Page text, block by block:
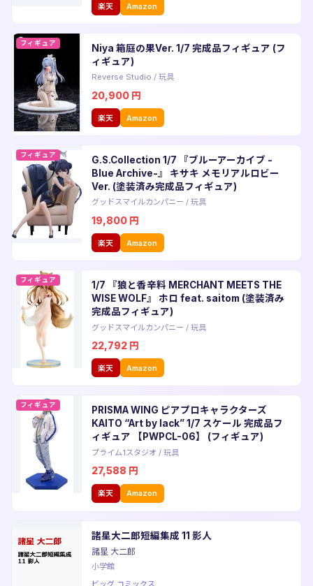
楽天 Amazon
フィギュア
Niya 箱庭の果Ver. 1/7 完成品フィギュア (フ
ィギュア)
Reverse Studio / 玩具
20,900 円
楽天 Amazon
フィギュア
G.S.Collection 1/7 『ブルーアーカイブ -
Blue Archive-』 キサキ メモリアルロビー
Ver. (塗装済み完成品フィギュア)
グッドスマイルカンパニー / 玩具
19,800 円
楽天 Amazon
フィギュア
1/7 『狼と香辛料 MERCHANT MEETS THE
WISE WOLF』 ホロ feat. saitom (塗装済み
完成品フィギュア)
グッドスマイルカンパニー / 玩具
22,792 円
楽天 Amazon
フィギュア
PRISMA WING ピアプロキャラクターズ
KAITO “Art by lack” 1/7 スケール 完成品フ
ィギュア 【PWPCL-06】 (フィギュア)
プライム1スタジオ / 玩具
27,588 円
楽天 Amazon
諸星大二郎短編集成 11 影人
諸星 大二郎
小学館
ビッグ コミックス